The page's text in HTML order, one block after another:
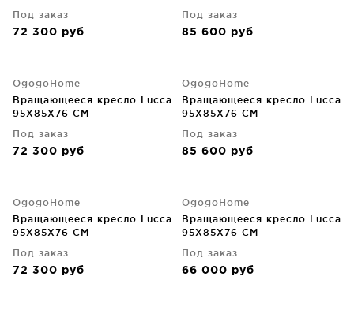
Под заказ
72 300 руб
Под заказ
85 600 руб
OgogoHome
Вращающееся кресло Lucca
95X85X76 CM
Под заказ
72 300 руб
OgogoHome
Вращающееся кресло Lucca
95X85X76 CM
Под заказ
85 600 руб
OgogoHome
Вращающееся кресло Lucca
95X85X76 CM
Под заказ
72 300 руб
OgogoHome
Вращающееся кресло Lucca
95X85X76 CM
Под заказ
66 000 руб